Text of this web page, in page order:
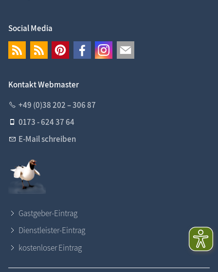
Social Media
Kontakt Webmaster
+49 (0)38 202 – 306 87
0173 - 624 37 64
E-Mail schreiben
Gastgeber-Eintrag
Dienstleister-Eintrag
kostenloser Eintrag